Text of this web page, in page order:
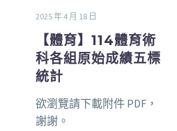
2025 年 4 月 18 日
【體育】114體育術
科各組原始成績五標
統計
欲瀏覽請下載附件 PDF，
謝謝。